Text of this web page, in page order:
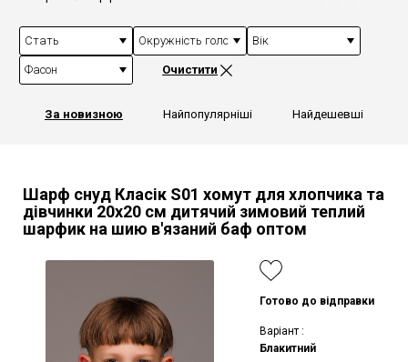
Стать Окружність голови (см)
Вік
Фасон Очистити
За новизною Найпопулярніші Найдешевші
Шарф снуд Класік S01 хомут для хлопчика та
дівчинки 20х20 см дитячий зимовий теплий
шарфик на шию в'язаний баф оптом
Готово до відправки
Варіант :
Блакитний